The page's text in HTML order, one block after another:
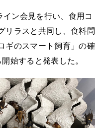
ン会見を行い、食用コ
リラスと共同し、食料問
ギのスマート飼育」の確
始すると発表した。